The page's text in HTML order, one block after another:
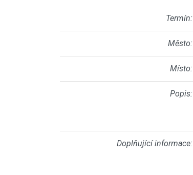
Termín:
Město:
Místo:
Popis:
Doplňující informace: